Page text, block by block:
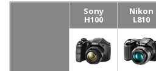
Sony
H100
Nikon
L810